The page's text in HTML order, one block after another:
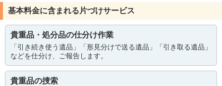
基本料金に含まれる片づけサービス
貴重品・処分品の仕分け作業
「引き続き使う遺品」「形見分けで送る遺品」「引き取る遺品」
などを仕分け、ご報告します。
貴重品の捜索